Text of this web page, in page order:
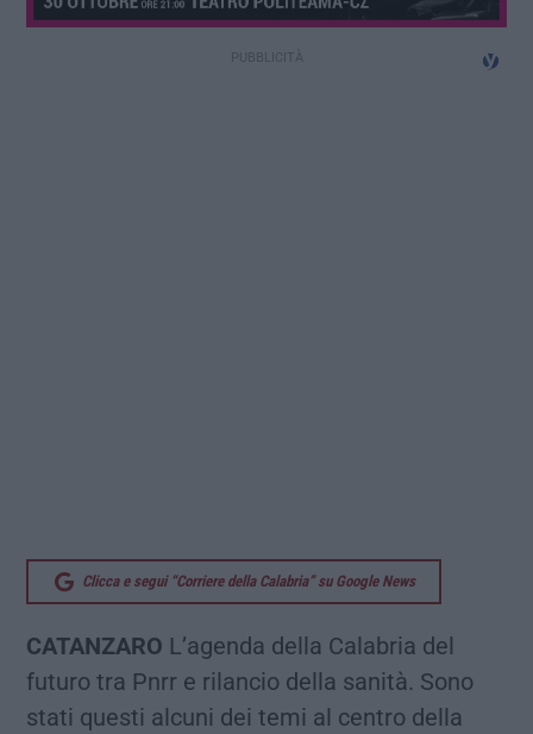
Clicca e segui “Corriere della Calabria” su Google News
CATANZARO L’agenda della Calabria del
futuro tra Pnrr e rilancio della sanità. Sono
stati questi alcuni dei temi al centro della